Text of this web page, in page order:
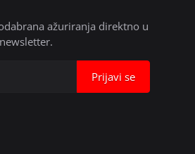
ažuriranja direktno u
Prijavi se